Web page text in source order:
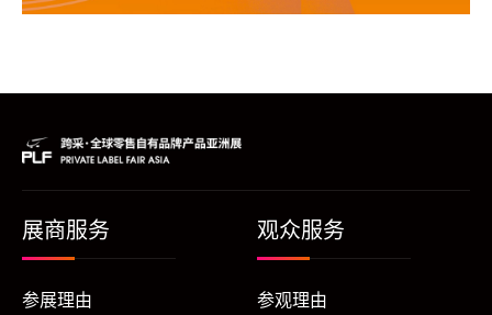
展商服务
参展理由
观众服务
参观理由